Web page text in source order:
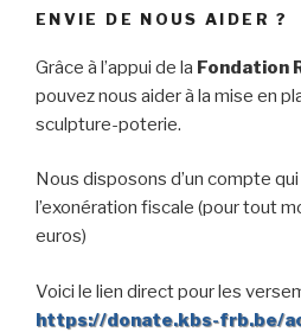
ENVIE DE NOUS AIDER ?
Grâce à l’appui de la Fondation
pouvez nous aider à la mise en
sculpture-poterie.
Nous disposons d’un compte
l’exonération fiscale (pour tout
euros)
Voici le lien direct pour les
https://donate.kbs-frb.be/